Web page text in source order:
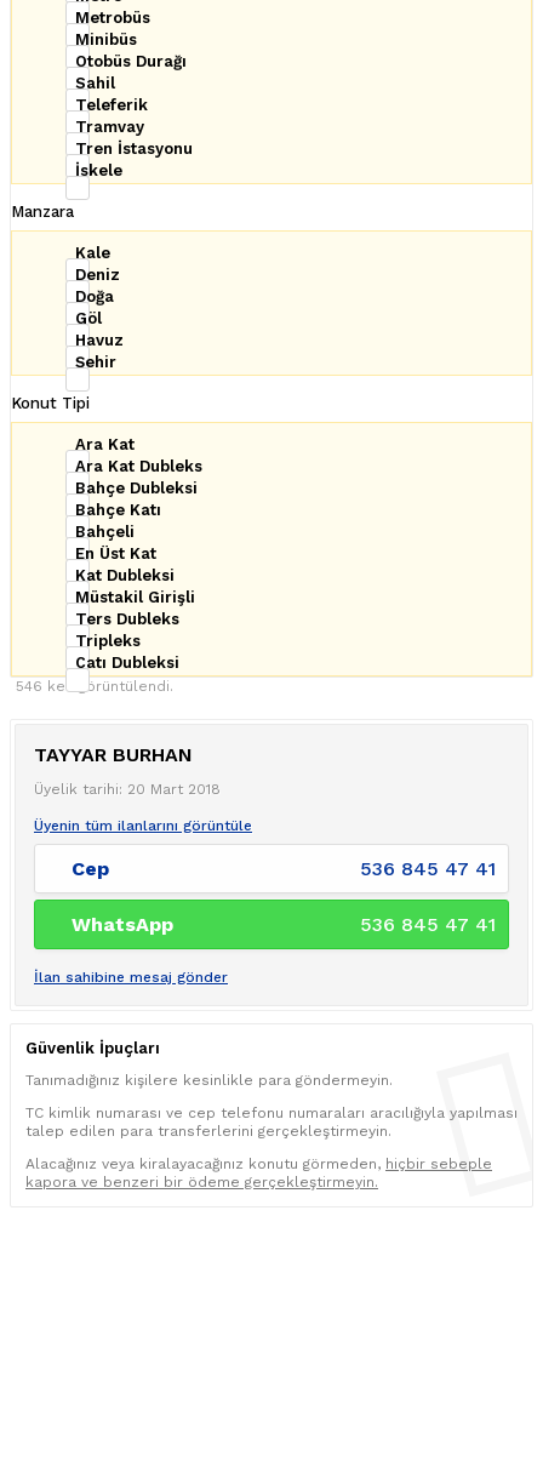
Metrobüs
Minibüs
Otobüs Durağı
Sahil
Teleferik
Tramvay
Tren İstasyonu
İskele
Manzara
Kale
Deniz
Doğa
Göl
Havuz
Şehir
Konut Tipi
Ara Kat
Ara Kat Dubleks
Bahçe Dubleksi
Bahçe Katı
Bahçeli
En Üst Kat
Kat Dubleksi
Müstakil Girişli
Ters Dubleks
Tripleks
Çatı Dubleksi
546 kez görüntülendi.
TAYYAR BURHAN
Üyelik tarihi: 20 Mart 2018
Üyenin tüm ilanlarını görüntüle
Cep 536 845 47 41
WhatsApp 536 845 47 41
İlan sahibine mesaj gönder
Güvenlik İpuçları
Tanımadığınız kişilere kesinlikle para göndermeyin.
TC kimlik numarası ve cep telefonu numaraları aracılığıyla yapılması
talep edilen para transferlerini gerçekleştirmeyin.
Alacağınız veya kiralayacağınız konutu görmeden, hiçbir sebeple
kapora ve benzeri bir ödeme gerçekleştirmeyin.